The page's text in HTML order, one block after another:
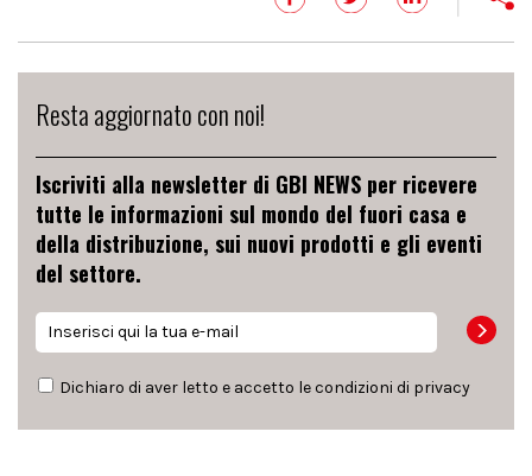
Resta aggiornato con noi!
Iscriviti alla newsletter di GBI NEWS per ricevere
tutte le informazioni sul mondo del fuori casa e
della distribuzione, sui nuovi prodotti e gli eventi
del settore.
Dichiaro di aver letto e accetto le condizioni di privacy